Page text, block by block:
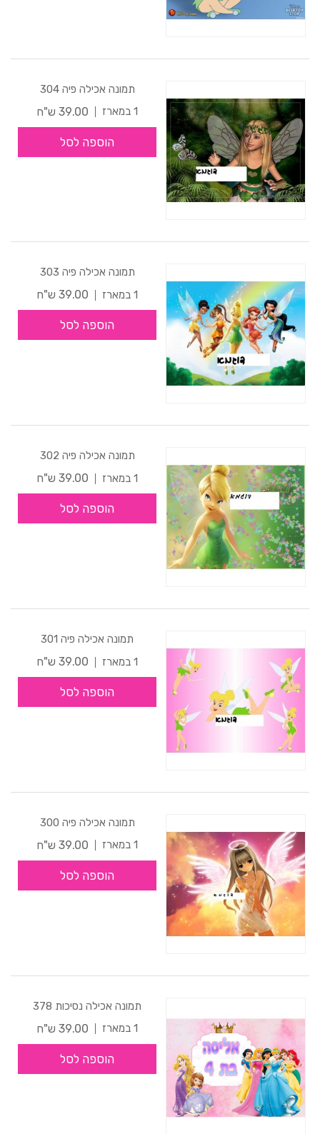
תמונה אכילה פיה 304
1 במארז
39.00 ש"ח
הוספה לסל
תמונה אכילה פיה 303
1 במארז
39.00 ש"ח
הוספה לסל
תמונה אכילה פיה 302
1 במארז
39.00 ש"ח
הוספה לסל
תמונה אכילה פיה 301
1 במארז
39.00 ש"ח
הוספה לסל
תמונה אכילה פיה 300
1 במארז
39.00 ש"ח
הוספה לסל
תמונה אכילה נסיכות 378
1 במארז
39.00 ש"ח
הוספה לסל